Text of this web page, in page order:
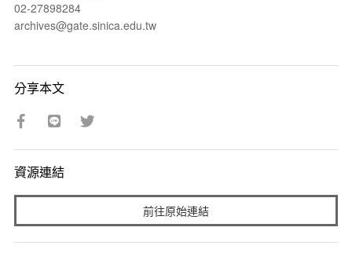
02-27898284
archives@gate.sinica.edu.tw
分享本文
資源連結
前往原始連結